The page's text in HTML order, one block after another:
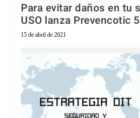
Para evitar daños en tu
USO lanza Prevencotic
15 de abril de 2021